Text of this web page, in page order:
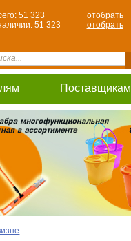
51 323
отобрать
51 323
отобрать
Поставщикам